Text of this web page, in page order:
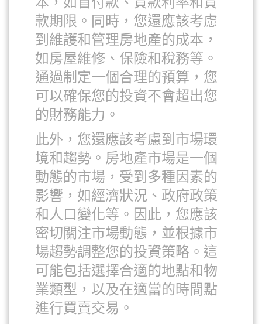
款期限。同時，您還應該考慮
到維護和管理房地產的成本，
如房屋維修、保險和稅務等。
通過制定一個合理的預算，您
可以確保您的投資不會超出您
的財務能力。
此外，您還應該考慮到市場環
境和趨勢。房地產市場是一個
動態的市場，受到多種因素的
影響，如經濟狀況、政府政策
和人口變化等。因此，您應該
密切關注市場動態，並根據市
場趨勢調整您的投資策略。這
可能包括選擇合適的地點和物
業類型，以及在適當的時間點
進行買賣交易。